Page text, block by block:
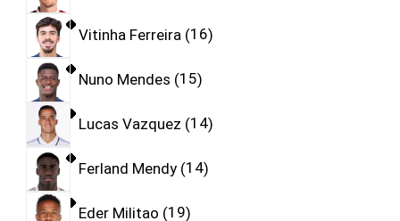
Vitinha Ferreira 16
Nuno Mendes 15
Lucas Vazquez 14
Ferland Mendy 14
Eder Militao 19